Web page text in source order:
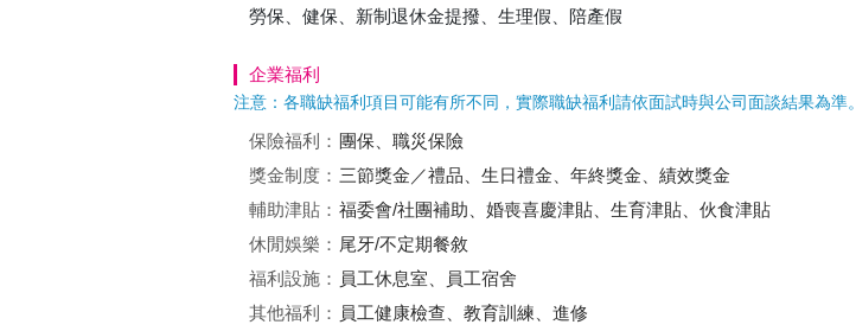
勞保、健保、新制退休金提撥、生理假、陪產假
企業福利
注意：各職缺福利項目可能有所不同，實際職缺福利請依面試時與公司面談結果為準。
保險福利： 團保、職災保險
獎金制度： 三節獎金／禮品、生日禮金、年終獎金、績效獎金
輔助津貼： 福委會/社團補助、婚喪喜慶津貼、生育津貼、伙食津貼
休閒娛樂： 尾牙/不定期餐敘
福利設施： 員工休息室、員工宿舍
其他福利： 員工健康檢查、教育訓練、進修